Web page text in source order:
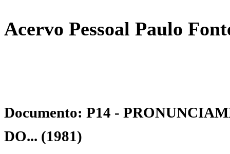
Acervo Pessoal Paulo
Documento: P14 -
DO... (1981)